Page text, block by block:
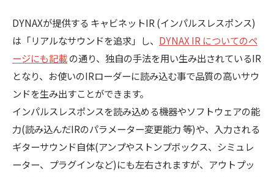
DYNAXが提供する キャビネットIR (インパルスレスポンス)
は「リアルなサウンドを追求」し、 DYNAX IR についてのペ
ージにも記載の通り、独自の手法を用い生み出されているIR
となり、お使いのIRローダーに読み込む事で品質の高いサウ
ンドを生み出すことができます。
インパルスレスポンスを読み込める機器やソフトウェアの能
力(読み込んだIRのパラメーター変更能力 等)や、入力される
ギターサウンド自体(アンプやストンプボックス、シミュレ
ーター、プラグインなど)にも左右されますが、アウトプッ